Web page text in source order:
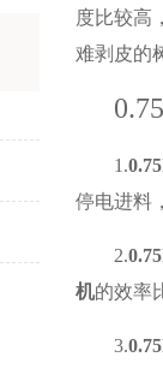
度比较高
难剥皮的
1.
停电进料
2.
机的效率
3.